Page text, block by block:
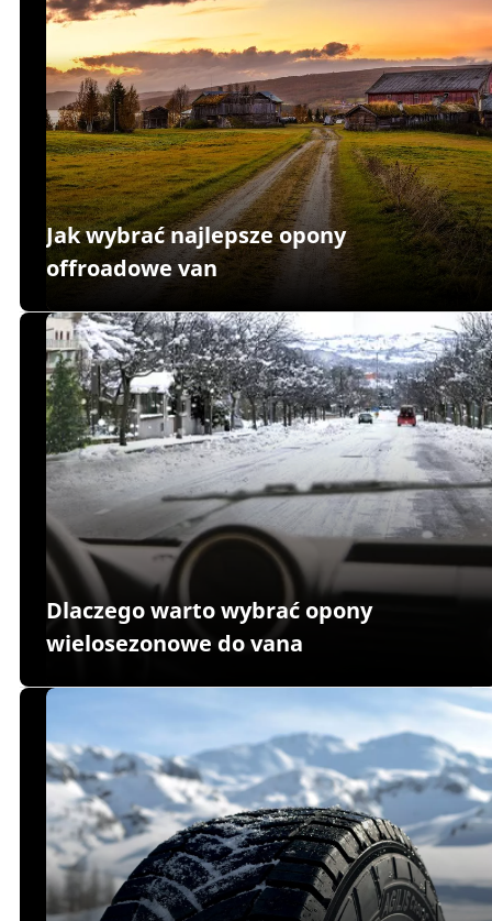
Jak wybrać najlepsze opony
offroadowe van
Dlaczego warto wybrać opony
wielosezonowe do vana